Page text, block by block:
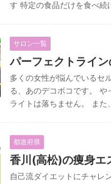
す 特定の食品だけを食べ続
サロン一覧
パーフェクトライ
多くの女性が悩んでいるセ
る、あのデコボコです。
ライトは落ちません。 また
都道府県
香川(高松)の痩身エ
自己流ダイエットにチャレ